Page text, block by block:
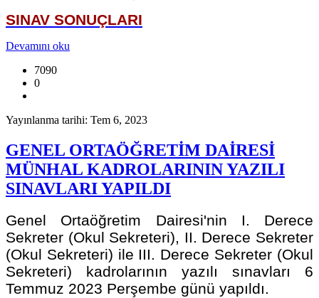
SINAV SONUÇLARI
Devamını oku
7090
0
Yayınlanma tarihi: Tem 6, 2023
GENEL ORTAÖĞRETİM DAİRESİ
MÜNHAL KADROLARININ YAZILI
SINAVLARI YAPILDI
Genel Ortaöğretim Dairesi'nin I. Derece
Sekreter (Okul Sekreteri), II. Derece Sekreter
(Okul Sekreteri) ile III. Derece Sekreter (Okul
Sekreteri) kadrolarının yazılı sınavları 6
Temmuz 2023 Perşembe günü yapıldı.